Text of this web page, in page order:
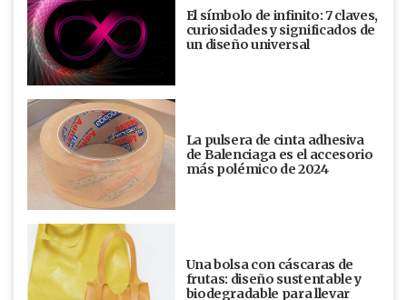
El símbolo de infinito: 7 claves,
curiosidades y significados de
un diseño universal
La pulsera de cinta adhesiva
de Balenciaga es el accesorio
más polémico de 2024
Una bolsa con cáscaras de
frutas: diseño sustentable y
biodegradable para llevar